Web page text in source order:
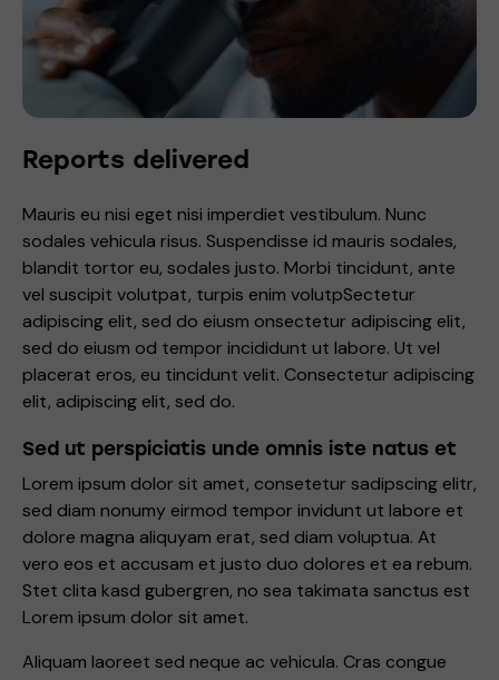
Reports delivered
Mauris eu nisi eget nisi imperdiet vestibulum. Nunc
sodales vehicula risus. Suspendisse id mauris sodales,
blandit tortor eu, sodales justo. Morbi tincidunt, ante
vel suscipit volutpat, turpis enim volutpSectetur
adipiscing elit, sed do eiusm onsectetur adipiscing elit,
sed do eiusm od tempor incididunt ut labore. Ut vel
placerat eros, eu tincidunt velit. Consectetur adipiscing
elit, adipiscing elit, sed do.
Sed ut perspiciatis unde omnis iste natus et
Lorem ipsum dolor sit amet, consetetur sadipscing elitr,
sed diam nonumy eirmod tempor invidunt ut labore et
dolore magna aliquyam erat, sed diam voluptua. At
vero eos et accusam et justo duo dolores et ea rebum.
Stet clita kasd gubergren, no sea takimata sanctus est
Lorem ipsum dolor sit amet.
Aliquam laoreet sed neque ac vehicula. Cras congue